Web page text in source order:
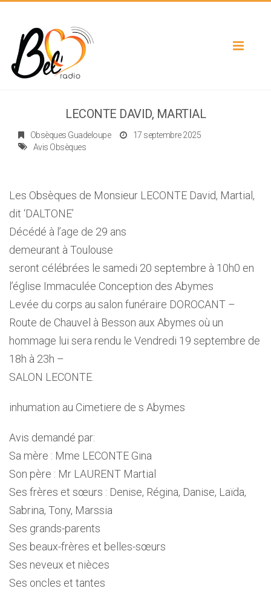
Toggle
LECONTE DAVID, MARTIAL
Obsèques Guadeloupe
17 septembre 2025
Avis Obsèques
Les Obsèques de Monsieur LECONTE David, Martial,
dit ‘DALTONE’
Décédé à l’age de 29 ans
demeurant à Toulouse
seront célébrées le samedi 20 septembre à 10h0 en
l’église Immaculée Conception des Abymes
Levée du corps au salon funéraire DOROCANT –
Route de Chauvel à Besson aux Abymes où un
hommage lui sera rendu le Vendredi 19 septembre de
18h à 23h –
SALON LECONTE.
inhumation au Cimetiere de s Abymes
Avis demandé par:
Sa mère : Mme LECONTE Gina
Son père : Mr LAURENT Martial
Ses frères et sœurs : Denise, Régina, Danise, Laïda,
Sabrina, Tony, Marssia
Ses grands-parents
Ses beaux-frères et belles-sœurs
Ses neveux et nièces
Ses oncles et tantes